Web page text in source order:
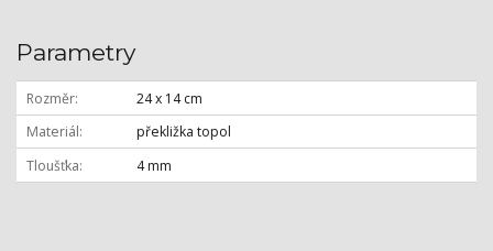
Parametry
Rozměr
24 x 14 cm
Materiál
překližka topol
Tloušťka
4 mm